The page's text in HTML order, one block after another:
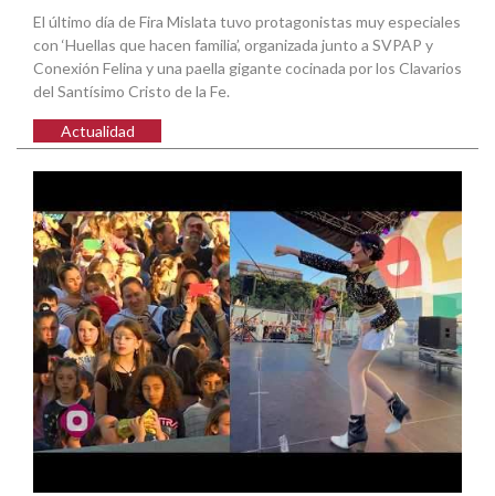
El último día de Fira Mislata tuvo protagonistas muy especiales
con ‘Huellas que hacen familia’, organizada junto a SVPAP y
Conexión Felina y una paella gigante cocinada por los Clavarios
del Santísimo Cristo de la Fe.
Actualidad